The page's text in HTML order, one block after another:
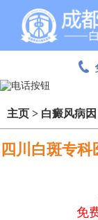
主页 > 白癜风病因
四川白斑专
免